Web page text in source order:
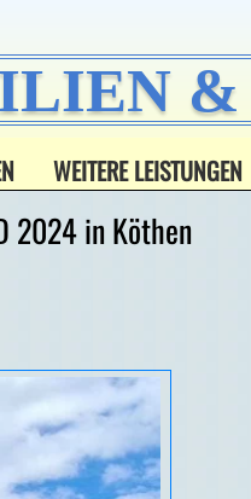
&
WEITERE LEISTUNGEN
2024 in Köthen